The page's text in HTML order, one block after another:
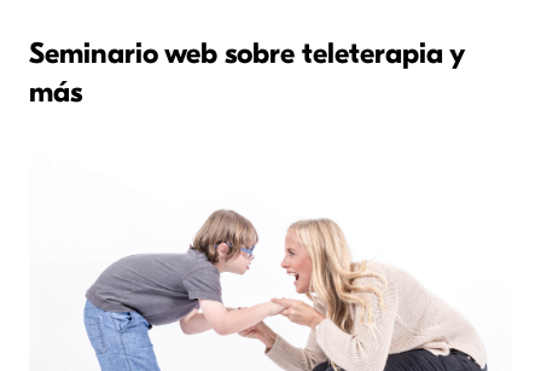
Seminario web sobre teleterapia y
más